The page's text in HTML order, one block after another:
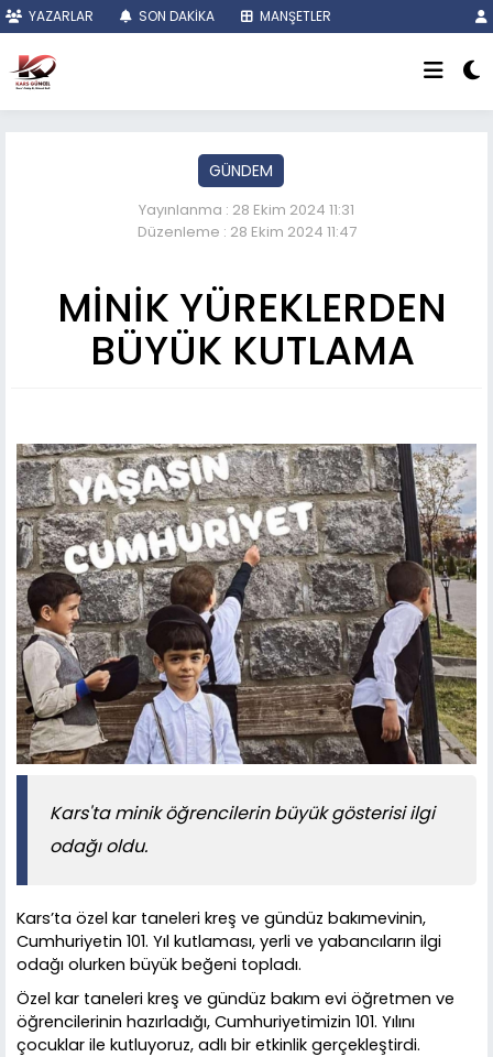
YAZARLAR SON DAKİKA MANŞETLER
GÜNDEM
Yayınlanma : 28 Ekim 2024 11:31
Düzenleme : 28 Ekim 2024 11:47
MİNİK YÜREKLERDEN
BÜYÜK KUTLAMA
Kars'ta minik öğrencilerin büyük gösterisi ilgi
odağı oldu.
Kars’ta özel kar taneleri kreş ve gündüz bakımevinin,
Cumhuriyetin 101. Yıl kutlaması, yerli ve yabancıların ilgi
odağı olurken büyük beğeni topladı.
Özel kar taneleri kreş ve gündüz bakım evi öğretmen ve
öğrencilerinin hazırladığı, Cumhuriyetimizin 101. Yılını
çocuklar ile kutluyoruz, adlı bir etkinlik gerçekleştirdi.